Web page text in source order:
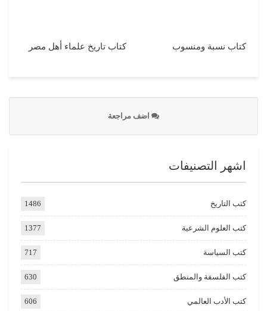
كتاب نسبة ومنسوب كتاب تاريخ علماء أهل مصر
اضف مراجعة
اشهر التصنيفات
كتب التاريخ 1486
كتب العلوم الشرعية 1377
كتب السياسة 717
كتب الفلسفة والمنطق 630
كتب الأدب العالمي 606